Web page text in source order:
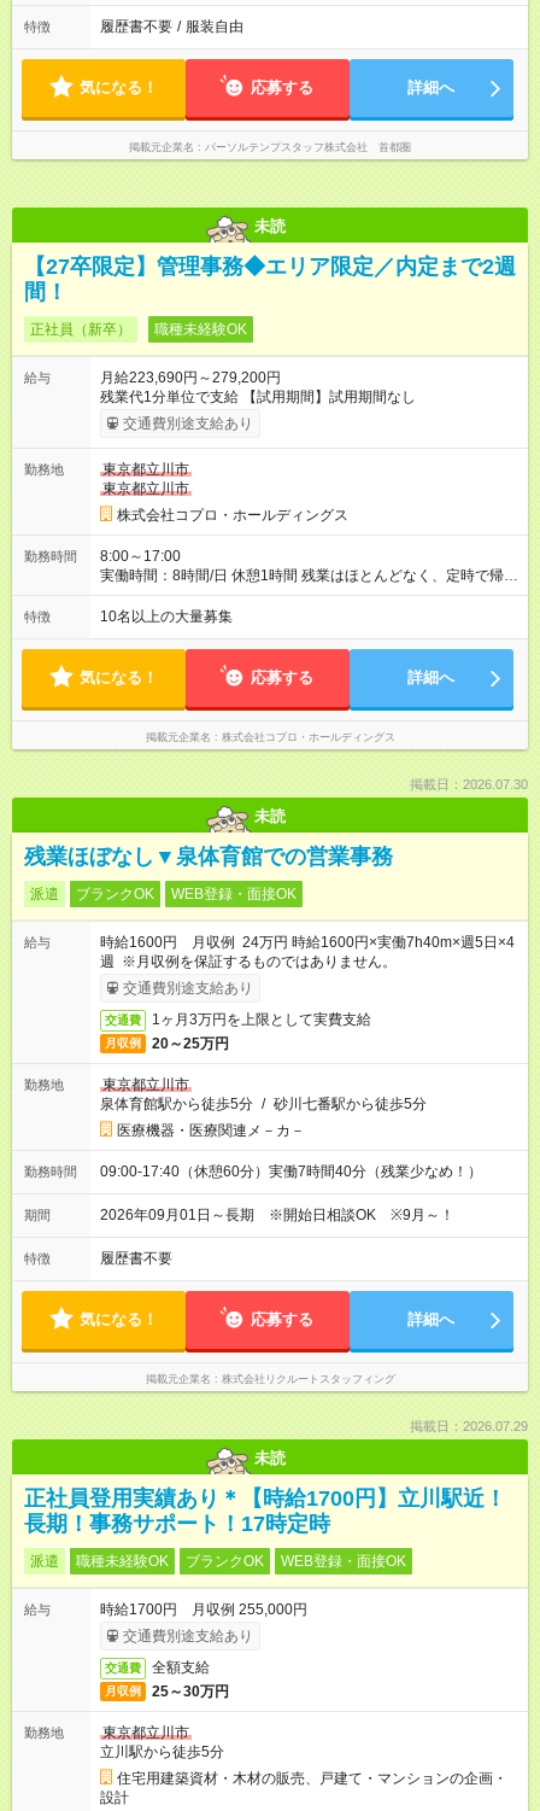
特徴 履歴書不要 / 服装自由
気になる！ 応募する 詳細へ
掲載元企業名 パーソルテンプスタッフ株式会社 首都圏
未読
【27卒限定】管理事務◆エリア限定／内定まで2週
間！
正社員（新卒） 職種未経験OK
給与
月給223,690円～279,200円
残業代1分単位で支給 【試用期間】試用期間なし
交通費別途支給あり
勤務地
東京都立川市
東京都立川市
株式会社コプロ・ホールディングス
勤務時間
8:00～17:00
実働時間：8時間/日 休憩1時間 残業はほとんどなく、定時で帰れ
る日が多い働き方です。 毎日の業務は進捗管理や事務が中心な
ので、 「今日やるべき仕事」が終われば、自然と区切りをつけ
方を大切にしています。
特徴 10名以上の大量募集
気になる！ 応募する 詳細へ
掲載元企業名 株式会社コプロ・ホールディングス
掲載日：2026.07.30
未読
残業ほぼなし▼泉体育館での営業事務
派遣 ブランクOK WEB登録・面接OK
給与
時給1600円 月収例 24万円 時給1600円×実働7h40m×週5日×4
週 ※月収例を保証するものではありません。
交通費別途支給あり
交通費 1ヶ月3万円を上限として実費支給
月収例 20～25万円
勤務地
東京都立川市
泉体育館駅から徒歩5分 / 砂川七番駅から徒歩5分
医療機器・医療関連メ－カ－
勤務時間 09:00-17:40（休憩60分）実働7時間40分（残業少なめ！）
期間 2026年09月01日～長期 ※開始日相談OK ※9月～！
特徴 履歴書不要
気になる！ 応募する 詳細へ
掲載元企業名 株式会社リクルートスタッフィング
掲載日：2026.07.29
未読
正社員登用実績あり＊【時給1700円】立川駅近！
長期！事務サポート！17時定時
派遣 職種未経験OK ブランクOK WEB登録・面接OK
給与
時給1700円 月収例 255,000円
交通費別途支給あり
交通費 全額支給
月収例 25～30万円
勤務地
東京都立川市
立川駅から徒歩5分
住宅用建築資材・木材の販売、戸建て・マンションの企画・
設計